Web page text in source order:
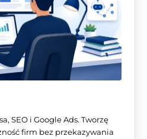
SEO i Google Ads. Tworzę
firm bez przekazywania